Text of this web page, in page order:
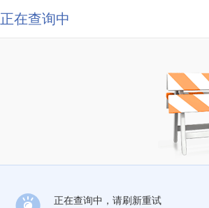
正在查询中
正在查询中，请刷新重试